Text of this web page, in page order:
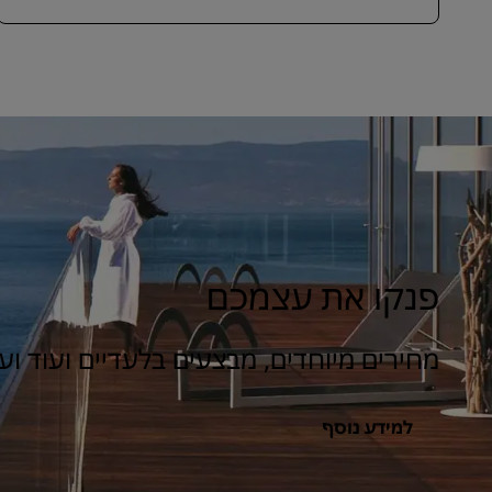
פנקו את עצמכם
מחירים מיוחדים, מבצעים בלעדיים ועוד
למידע נוסף